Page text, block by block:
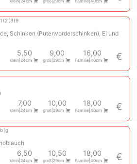
klein|24cm groß|29cm Familie|40cm
1 2 3 9
Schinken (Putenvorderschinken), Ei und
5,50
klein|24cm
9,00
groß|29cm
16,00
Familie|40cm €
7,00
klein|24cm
10,00
groß|29cm
18,00
Familie|40cm €
b g
6,50
klein|24cm
10,50
groß|29cm
18,00
Familie|40cm €